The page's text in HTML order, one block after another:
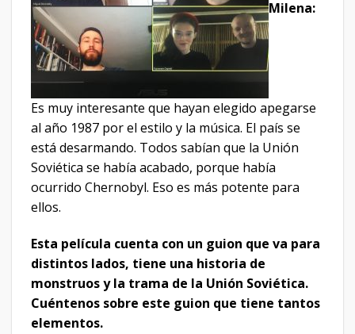
Milena:
Es muy interesante que hayan elegido apegarse
al año 1987 por el estilo y la música. El país se
está desarmando. Todos sabían que la Unión
Soviética se había acabado, porque había
ocurrido Chernobyl. Eso es más potente para
ellos.
Esta película cuenta con un guion que va para
distintos lados, tiene una historia de
monstruos y la trama de la Unión Soviética.
Cuéntenos sobre este guion que tiene tantos
elementos.